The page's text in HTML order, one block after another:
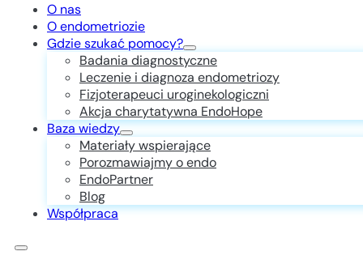
O nas
O endometriozie
Gdzie szukać pomocy?
Badania diagnostyczne
Leczenie i diagnoza endometriozy
Fizjoterapeuci uroginekologiczni
Akcja charytatywna EndoHope
Baza wiedzy
Materiały wspierające
Porozmawiajmy o endo
EndoPartner
Blog
Współpraca